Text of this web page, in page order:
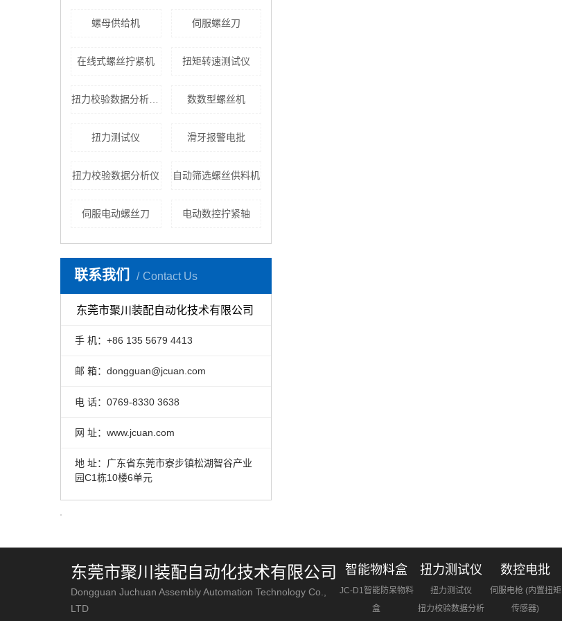
螺母供给机 伺服螺丝刀
在线式螺丝拧紧机 扭矩转速测试仪
数数型螺丝机
扭力测试仪 滑牙报警电批
扭力校验数据分析仪 自动筛选螺丝供料机
伺服电动螺丝刀 电动数控拧紧轴
联系我们 Contact Us
东莞市聚川装配自动化技术有限公司
手 机：+86 135 5679 4413
邮 箱：dongguan@jcuan.com
电 话：0769-8330 3638
网 址：www.jcuan.com
地 址：广东省东莞市寮步镇松湖智谷产业
园C1栋10楼6单元
东莞市聚川装配自动化技术有限公司
Dongguan Juchuan Assembly Automation Technology Co.,
LTD
智能物料盒
JC-D1智能防呆物料
盒
扭力测试仪
扭力测试仪
扭力校验数据分析
数控电批
伺服电枪 (内置扭矩
传感器)